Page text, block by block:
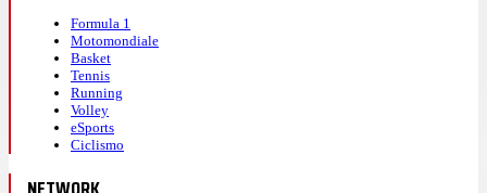
Formula 1
Motomondiale
Basket
Tennis
Running
Volley
eSports
Ciclismo